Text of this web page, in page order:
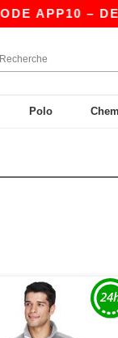
– DES
Polo